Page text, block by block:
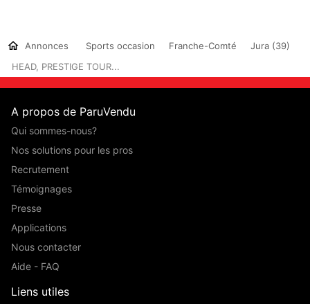
Annonces Sports occasion Franche-Comté
Jura (39)
HEAD, PRESTIGE TOUR...
A propos de ParuVendu
Qui sommes-nous?
Nos solutions pour les pros
Recrutement
Témoignages
Presse
Applications
Nous contacter
Aide - FAQ
Liens utiles